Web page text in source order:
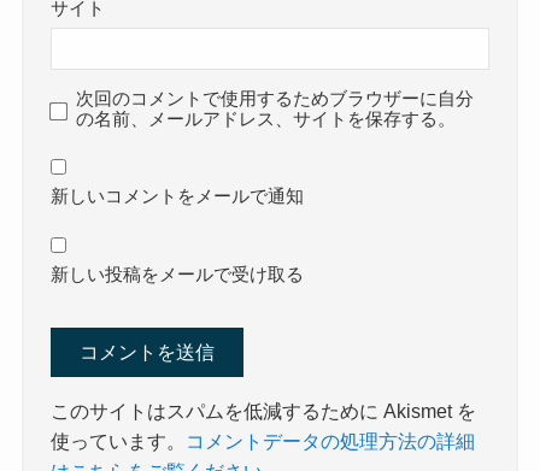
サイト
次回のコメントで使用するためブラウザーに自分
の名前、メールアドレス、サイトを保存する。
新しいコメントをメールで通知
新しい投稿をメールで受け取る
このサイトはスパムを低減するために Akismet を
使っています。
コメントデータの処理方法の詳細